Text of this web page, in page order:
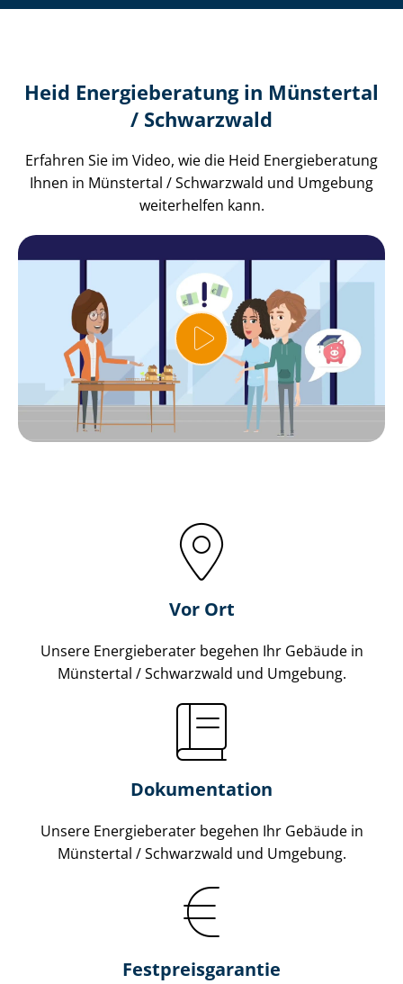
Heid Energieberatung in Münstertal
/ Schwarzwald
Erfahren Sie im Video, wie die Heid Energieberatung
Ihnen in Münstertal / Schwarzwald und Umgebung
weiterhelfen kann.
Vor Ort
Unsere Energieberater begehen Ihr Gebäude in
Münstertal / Schwarzwald und Umgebung.
Dokumentation
Unsere Energieberater begehen Ihr Gebäude in
Münstertal / Schwarzwald und Umgebung.
Fest­preis­ga­ran­tie